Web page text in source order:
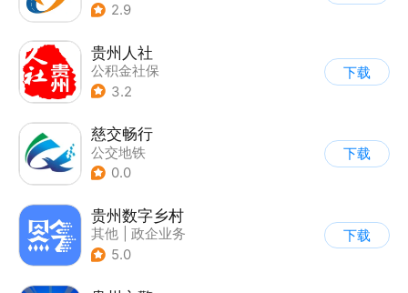
2.9
贵州人社
公积金社保
3.2
下载
慈交畅行
公交地铁
0.0
下载
贵州数字乡村
其他
政企业务
5.0
下载